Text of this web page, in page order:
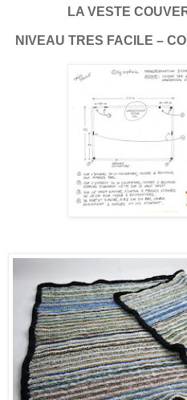
LA VESTE
NIVEAU TRES FACILE –